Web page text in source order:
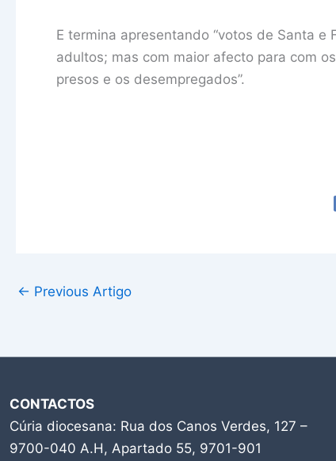
E termina apresentando “votos de Santa e
adultos; mas com maior afecto para com
presos e os desempregados”.
← Previous Artigo
CONTACTOS
Cúria diocesana: Rua dos Canos Verdes, 127 –
9700-040 A.H, Apartado 55, 9701-901